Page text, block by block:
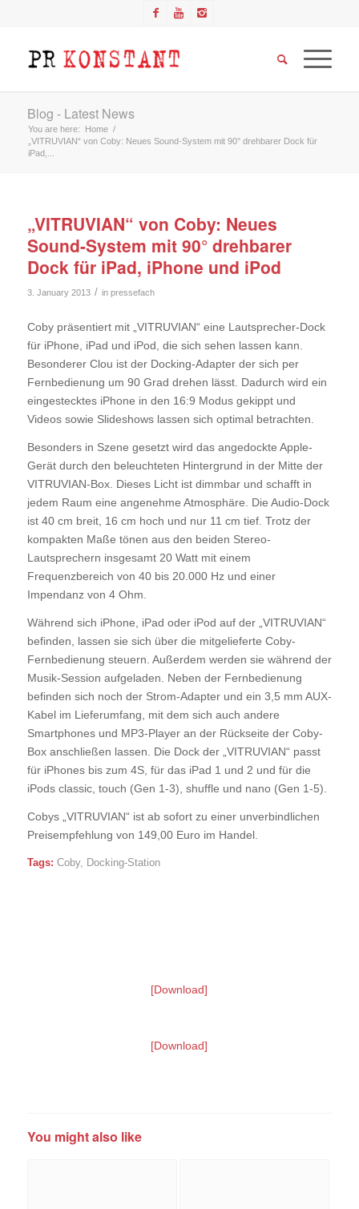
Blog - Latest News
You are here: Home /
„VITRUVIAN“ von Coby: Neues Sound-System mit 90° drehbarer Dock für
iPad,...
„VITRUVIAN“ von Coby: Neues
Sound-System mit 90° drehbarer
Dock für iPad, iPhone und iPod
3. January 2013 / in pressefach
Coby präsentiert mit „VITRUVIAN“ eine Lautsprecher-Dock
für iPhone, iPad und iPod, die sich sehen lassen kann.
Besonderer Clou ist der Docking-Adapter der sich per
Fernbedienung um 90 Grad drehen lässt. Dadurch wird ein
eingestecktes iPhone in den 16:9 Modus gekippt und
Videos sowie Slideshows lassen sich optimal betrachten.
Besonders in Szene gesetzt wird das angedockte Apple-
Gerät durch den beleuchteten Hintergrund in der Mitte der
VITRUVIAN-Box. Dieses Licht ist dimmbar und schafft in
jedem Raum eine angenehme Atmosphäre. Die Audio-Dock
ist 40 cm breit, 16 cm hoch und nur 11 cm tief. Trotz der
kompakten Maße tönen aus den beiden Stereo-
Lautsprechern insgesamt 20 Watt mit einem
Frequenzbereich von 40 bis 20.000 Hz und einer
Impendanz von 4 Ohm.
Während sich iPhone, iPad oder iPod auf der „VITRUVIAN“
befinden, lassen sie sich über die mitgelieferte Coby-
Fernbedienung steuern. Außerdem werden sie während der
Musik-Session aufgeladen. Neben der Fernbedienung
befinden sich noch der Strom-Adapter und ein 3,5 mm AUX-
Kabel im Lieferumfang, mit dem sich auch andere
Smartphones und MP3-Player an der Rückseite der Coby-
Box anschließen lassen. Die Dock der „VITRUVIAN“ passt
für iPhones bis zum 4S, für das iPad 1 und 2 und für die
iPods classic, touch (Gen 1-3), shuffle und nano (Gen 1-5).
Cobys „VITRUVIAN“ ist ab sofort zu einer unverbindlichen
Preisempfehlung von 149,00 Euro im Handel.
Tags: Coby, Docking-Station
[Download]
[Download]
You might also like